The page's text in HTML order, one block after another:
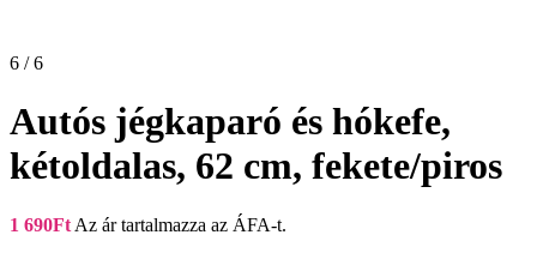
6 / 6
Autós jégkaparó és hókefe,
kétoldalas, 62 cm, fekete/piros
1 690Ft Az ár tartalmazza az ÁFA-t.